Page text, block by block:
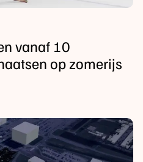
vanaf 10
op zomerijs